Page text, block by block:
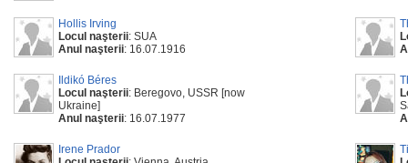
Hollis Irving
Locul naşterii: SUA
Anul naşterii: 16.07.1916
Ildikó Béres
Locul naşterii: Beregovo, USSR [now
Ukraine]
Anul naşterii: 16.07.1977
Irene Prador